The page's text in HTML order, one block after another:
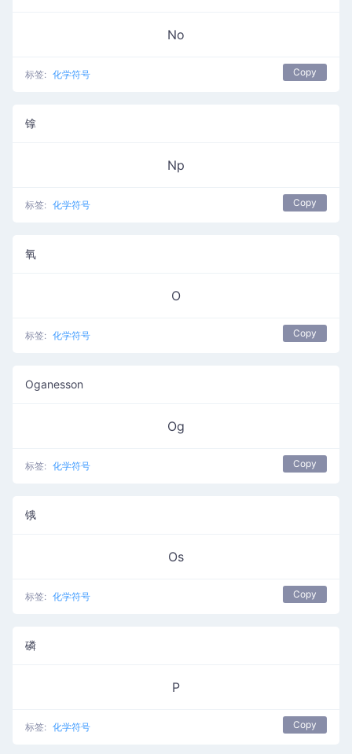
No
标签: 化学符号 Copy
镎
Np
标签: 化学符号 Copy
氧
O
标签: 化学符号 Copy
Oganesson
Og
标签: 化学符号 Copy
锇
Os
标签: 化学符号 Copy
磷
P
标签: 化学符号 Copy